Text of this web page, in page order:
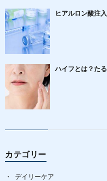
ヒアルロン酸注
ハイフとは？た
カテゴリー
デイリーケア